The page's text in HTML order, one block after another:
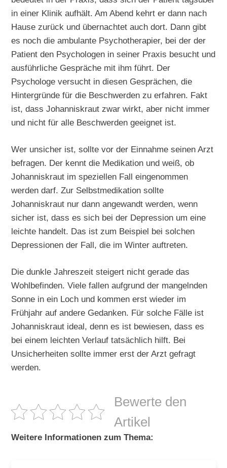
in einer Klinik aufhält. Am Abend kehrt er dann nach
Hause zurück und übernachtet auch dort. Dann gibt
es noch die ambulante Psychotherapier, bei der der
Patient den Psychologen in seiner Praxis besucht und
ausführliche Gespräche mit ihm führt. Der
Psychologe versucht in diesen Gesprächen, die
Hintergründe für die Beschwerden zu erfahren. Fakt
ist, dass Johanniskraut zwar wirkt, aber nicht immer
und nicht für alle Beschwerden geeignet ist.
Wer unsicher ist, sollte vor der Einnahme seinen Arzt
befragen. Der kennt die Medikation und weiß, ob
Johanniskraut im speziellen Fall eingenommen
werden darf. Zur Selbstmedikation sollte
Johanniskraut nur dann angewandt werden, wenn
sicher ist, dass es sich bei der Depression um eine
leichte handelt. Das ist zum Beispiel bei solchen
Depressionen der Fall, die im Winter auftreten.
Die dunkle Jahreszeit steigert nicht gerade das
Wohlbefinden. Viele fallen aufgrund der mangelnden
Sonne in ein Loch und kommen erst wieder im
Frühjahr auf andere Gedanken. Für solche Fälle ist
Johanniskraut ideal, denn es ist bewiesen, dass es
bei einem leichten Verlauf tatsächlich hilft. Bei
Unsicherheiten sollte immer erst der Arzt gefragt
werden.
Bewerte den
Artikel
Weitere Informationen zum Thema: